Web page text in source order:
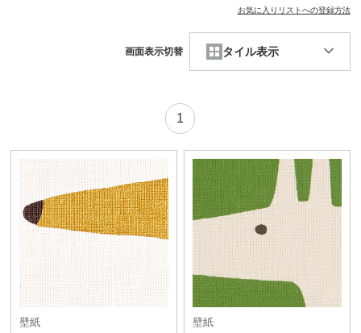
お気に入りリストへの登録方法
画面表示切替 タイル表示
1
壁紙 壁紙